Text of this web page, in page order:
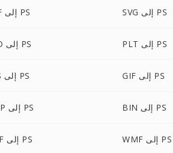
TTF إلى PS SVG إلى PS
PSD إلى PS PLT إلى PS
XPS إلى PS GIF إلى PS
BMP إلى PS BIN إلى PS
TIFF إلى PS WMF إلى PS